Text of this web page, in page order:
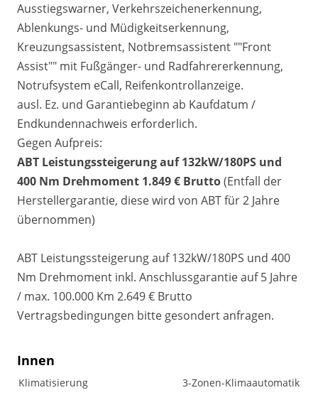
Ausstiegswarner, Verkehrszeichenerkennung,
Ablenkungs- und Müdigkeitserkennung,
Kreuzungsassistent, Notbremsassistent ""Front
Assist"" mit Fußgänger- und Radfahrererkennung,
Notrufsystem eCall, Reifenkontrollanzeige.
ausl. Ez. und Garantiebeginn ab Kaufdatum /
Endkundennachweis erforderlich.
Gegen Aufpreis:
ABT Leistungssteigerung auf 132kW/180PS und
400 Nm Drehmoment 1.849 € Brutto(Entfall der
Herstellergarantie, diese wird von ABT für 2 Jahre
übernommen)
ABT Leistungssteigerung auf 132kW/180PS und 400
Nm Drehmoment inkl. Anschlussgarantie auf 5 Jahre
/ max. 100.000 Km 2.649 € Brutto
Vertragsbedingungen bitte gesondert anfragen.
Innen
Klimatisierung
3-Zonen-Klimaautomatik